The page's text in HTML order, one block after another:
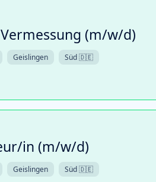
(m/w/d)
Geislingen
Süd 🇩🇪
in (m/w/d)
Geislingen
Süd 🇩🇪